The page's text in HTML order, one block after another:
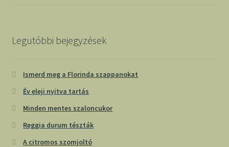
Legutóbbi bejegyzések
Ismerd meg a Florinda szappanokat
Év eleji nyitva tartás
Minden mentes szaloncukor
Reggia durum tészták
A citromos szomjoltó